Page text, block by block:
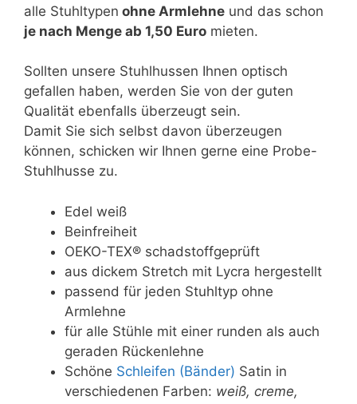
alle Stuhltypen ohne Armlehne und das schon
je nach Menge ab 1,50 Euro mieten.
Sollten unsere Stuhlhussen Ihnen optisch
gefallen haben, werden Sie von der guten
Qualität ebenfalls überzeugt sein.
Damit Sie sich selbst davon überzeugen
können, schicken wir Ihnen gerne eine Probe-
Stuhlhusse zu.
Edel weiß
Beinfreiheit
OEKO-TEX® schadstoffgeprüft
aus dickem Stretch mit Lycra hergestellt
passend für jeden Stuhltyp ohne
Armlehne
für alle Stühle mit einer runden als auch
geraden Rückenlehne
Schöne Schleifen (Bänder) Satin in
verschiedenen Farben: weiß, creme,